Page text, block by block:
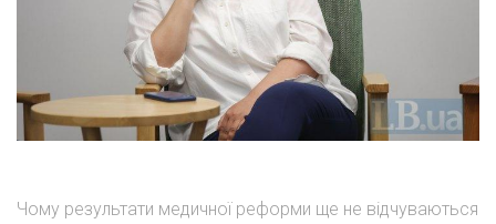
Чому результати медичної реформи ще не відчуваються